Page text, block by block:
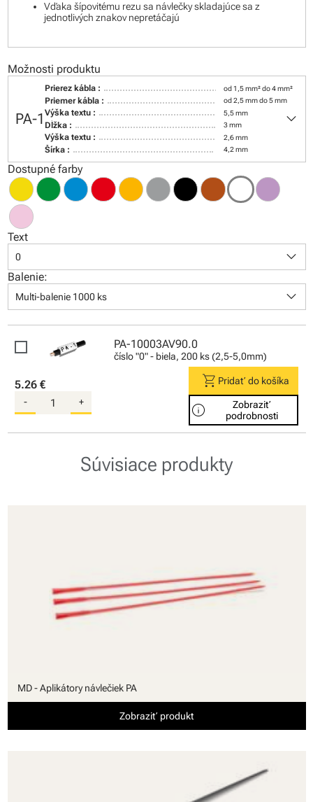
Vďaka šípovitému rezu sa návlečky skladajúce sa z
jednotlivých znakov nepretáčajú
Možnosti produktu
PA-1
Prierez kábla : od 1,5 mm² do 4 mm²
Priemer kábla : od 2,5 mm do 5 mm
Výška textu : 5,5 mm
Dĺžka : 3 mm
Výška textu : 2,6 mm
Šírka : 4,2 mm
keyboard_arrow_down
Dostupné farby
Text
0 keyboard_arrow_down
Balenie:
Multi-balenie 1000 ks keyboard_arrow_down
PA-10003AV90.0
číslo "0" - biela, 200 ks (2,5-5,0mm)
5.26 €
- +
shopping_cart Pridať do košíka
info
Zobraziť
podrobnosti
Súvisiace produkty
MD - Aplikátory návlečiek PA
Zobraziť produkt